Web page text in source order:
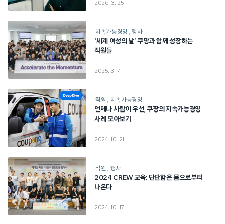
2026. 3. 25.
지속가능경영 행사
‘세계 여성의 날’ 쿠팡과 함께 성장하는
직원들
2025. 3. 7.
직원 지속가능경영
언제나 사람이 우선, 쿠팡의 지속가능경영
사례 모아보기
2024. 10. 21.
직원 행사
2024 CREW 교육: 단단함은 몸으로부터
나온다
2024. 10. 17.